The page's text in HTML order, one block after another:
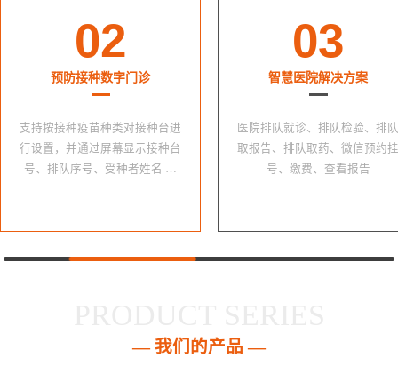
02
预防接种数字门诊
支持按接种疫苗种类对接种台进
行设置，并通过屏幕显示接种台
号、排队序号、受种者姓名 …
03
智慧医院解决方案
医院排队就诊、排队检验、排队
取报告、排队取药、微信预约挂
号、缴费、查看报告
— 我们的产品 —